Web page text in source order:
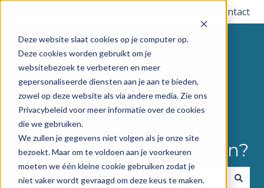
Deze website slaat cookies op je computer op.
Deze cookies worden gebruikt om je
websitebezoek te verbeteren en meer
gepersonaliseerde diensten aan je aan te bieden,
zowel op deze website als via andere media. Zie ons
Privacybeleid voor meer informatie over de cookies
die we gebruiken.
We zullen je gegevens niet volgen als je onze site
bezoekt. Maar om te voldoen aan je voorkeuren
moeten we één kleine cookie gebruiken zodat je
niet vaker wordt gevraagd om deze keus te maken.
Contact
Hoe kunnen we je helpen?